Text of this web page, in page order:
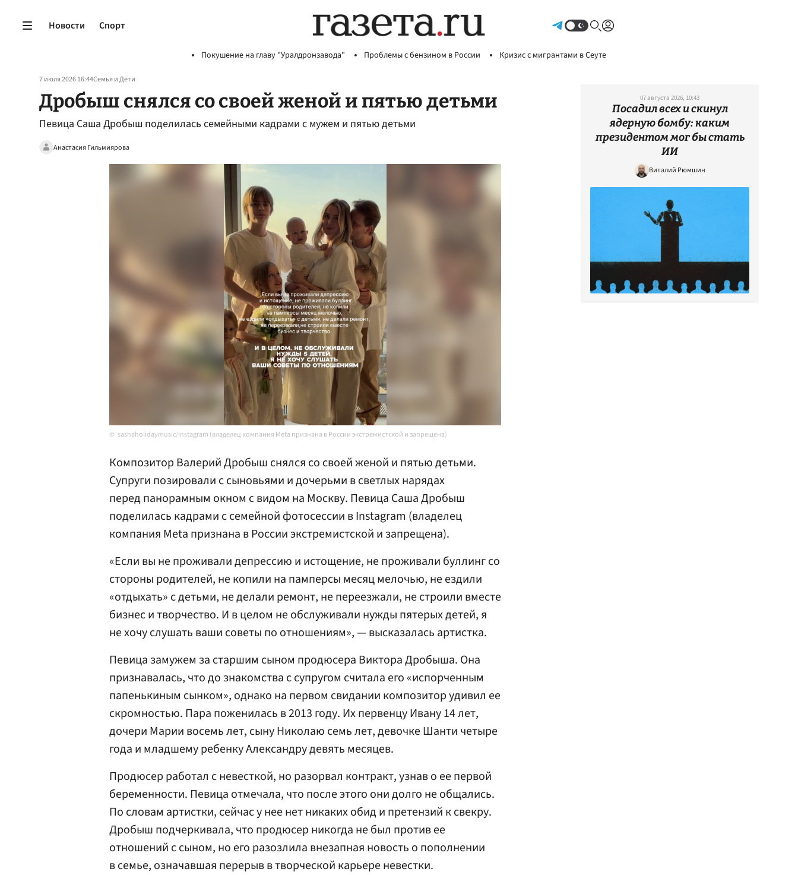
Новости Спорт
Покушение на главу "Уралдронзавода" Проблемы с бензином в России Кризис с мигрантами в Сеуте
7 июля 2026 16:44Семья и Дети
Дробыш снялся со своей женой и пятью детьми
Певица Саша Дробыш поделилась семейными кадрами с мужем и пятью детьми
Анастасия Гильмиярова
sashaholidaymusic/Instagram (владелец компания Meta признана в России экстремистской и запрещена)
Композитор Валерий Дробыш снялся со своей женой и пятью детьми.
Супруги позировали с сыновьями и дочерьми в светлых нарядах
перед панорамным окном с видом на Москву. Певица Саша Дробыш
поделилась кадрами с семейной фотосессии в Instagram (владелец
компания Meta признана в России экстремистской и запрещена).
«Если вы не проживали депрессию и истощение, не проживали буллинг со
стороны родителей, не копили на памперсы месяц мелочью, не ездили
«отдыхать» с детьми, не делали ремонт, не переезжали, не строили вместе
бизнес и творчество. И в целом не обслуживали нужды пятерых детей, я
не хочу слушать ваши советы по отношениям», — высказалась артистка.
Певица замужем за старшим сыном продюсера Виктора Дробыша. Она
признавалась, что до знакомства с супругом считала его «испорченным
папенькиным сынком», однако на первом свидании композитор удивил ее
скромностью. Пара поженилась в 2013 году. Их первенцу Ивану 14 лет,
дочери Марии восемь лет, сыну Николаю семь лет, девочке Шанти четыре
года и младшему ребенку Александру девять месяцев.
Продюсер работал с невесткой, но разорвал контракт, узнав о ее первой
беременности. Певица отмечала, что после этого они долго не общались.
По словам артистки, сейчас у нее нет никаких обид и претензий к свекру.
Дробыш подчеркивала, что продюсер никогда не был против ее
отношений с сыном, но его разозлила внезапная новость о пополнении
в семье, означавшая перерыв в творческой карьере невестки.
07 августа 2026, 10:43
Посадил всех и скинул
ядерную бомбу: каким
президентом мог бы стать
ИИ
Виталий Рюмшин